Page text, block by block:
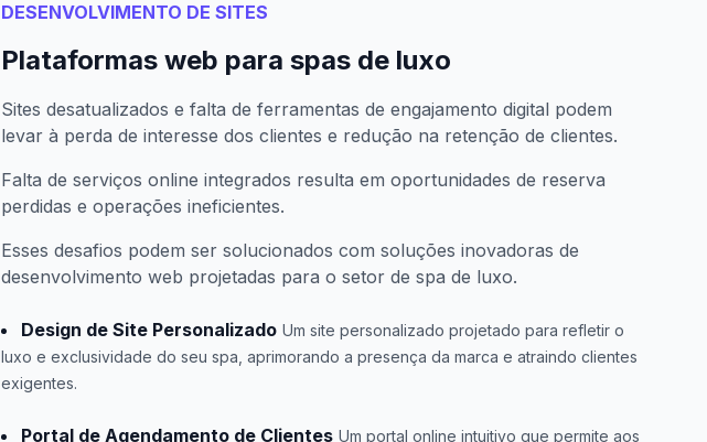
DESENVOLVIMENTO DE SITES
Plataformas web para spas de luxo
Sites desatualizados e falta de ferramentas de engajamento digital podem
levar à perda de interesse dos clientes e redução na retenção de clientes.
Falta de serviços online integrados resulta em oportunidades de reserva
perdidas e operações ineficientes.
Esses desafios podem ser solucionados com soluções inovadoras de
desenvolvimento web projetadas para o setor de spa de luxo.
Design de Site Personalizado Um site personalizado projetado para refletir o
luxo e exclusividade do seu spa, aprimorando a presença da marca e atraindo clientes
exigentes.
Portal de Agendamento de Clientes Um portal online intuitivo que permite aos